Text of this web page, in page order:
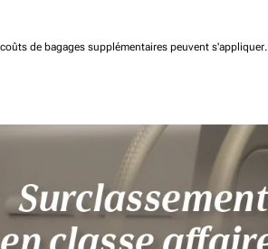
de bagages supplémentaires peuvent s'appliquer.